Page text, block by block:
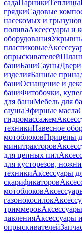
садаПарникиТеплицы
грядкиСадовые
насекомых и грызунов
поливаАксессуары и
оборудования
пластиковые
опрыскивателей
баниБаниСауны
изделияБанные
баниОснащение и
баниФитобочки,
для баниМебель для
сауныЭфирные масла
гидромассажем
техникиНавесное
мотоблоковПрицепы
минитракторов
для цепных пил
для кусторезов,
техникиАксессуары
скарификаторов
мотоблоков
газонокосилок
триммеров
давленияАксессуары
опрыскивателей